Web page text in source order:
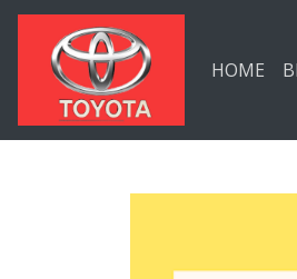
Langsung ke konten utama
HOME